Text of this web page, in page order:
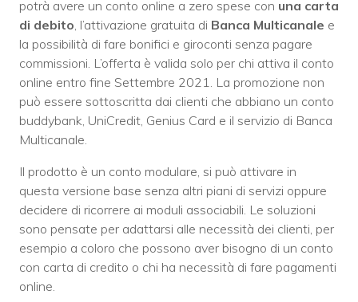
potrà avere un conto online a zero spese con una carta
di debito , l’attivazione gratuita di Banca Multicanale e
la possibilità di fare bonifici e giroconti senza pagare
commissioni. L’offerta è valida solo per chi attiva il conto
online entro fine Settembre 2021. La promozione non
può essere sottoscritta dai clienti che abbiano un conto
buddybank, UniCredit, Genius Card e il servizio di Banca
Multicanale.
Il prodotto è un conto modulare, si può attivare in
questa versione base senza altri piani di servizi oppure
decidere di ricorrere ai moduli associabili. Le soluzioni
sono pensate per adattarsi alle necessità dei clienti, per
esempio a coloro che possono aver bisogno di un conto
con carta di credito o chi ha necessità di fare pagamenti
online.